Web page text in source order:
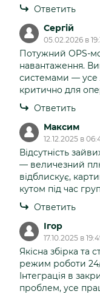
Ответить
Сергій
05.02.2026 в
Потужний OPS-
навантаження.
системами — усе
критично для
Ответить
Максим
12.12.2025 в
Відсутність
— величезний
відблискує,
кутом під час
Ответить
Ігор
17.10.2025 в
Якісна збірка та
режим роботи
Інтеграція в
проблем, усе